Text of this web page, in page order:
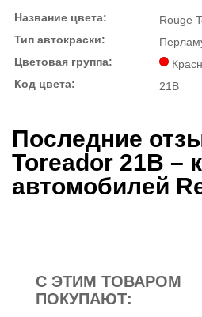
Название цвета:
Rouge
Тип автокраски:
Цветовая группа:
Код цвета:
21B
Последние
Toreador 21B –
автомобилей
С ЭТИМ ТОВАРОМ
ПОКУПАЮТ: